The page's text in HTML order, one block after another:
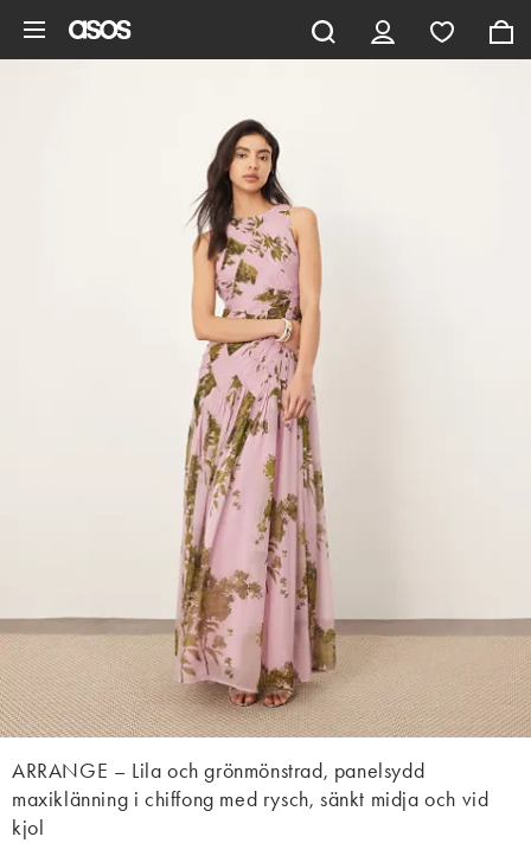
ARRANGE – Lila och grönmönstrad, panelsydd
maxiklänning i chiffong med rysch, sänkt midja och vid
kjol